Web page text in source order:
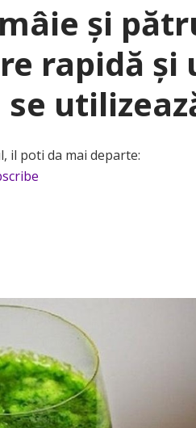
și
rapidă și
il poti da mai departe: